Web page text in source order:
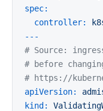
spec:
controller:
---
# Source:
# before
# https://
apiVersion:
kind: